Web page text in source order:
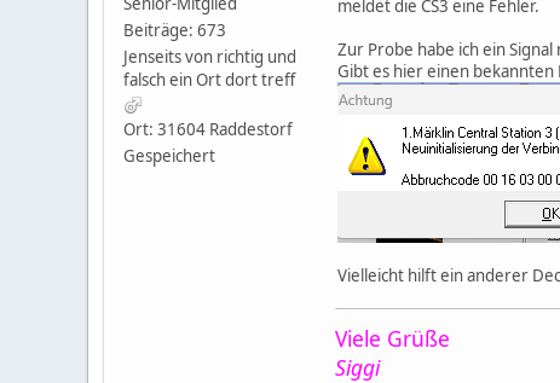
Beiträge: 673
Jenseits von richtig und
falsch ein Ort dort treff
Ort: 31604 Raddestorf
Gespeichert
meldet die CS3 eine Fehler.
Zur Probe habe ich ein
Gibt es hier einen
Vielleicht hilft ein anderer
Viele Grüße
Siggi